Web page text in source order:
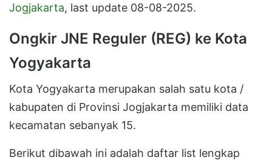
Jogjakarta, last update 08-08-2025.
Ongkir JNE Reguler (REG) ke Kota
Yogyakarta
Kota Yogyakarta merupakan salah satu kota /
kabupaten di Provinsi Jogjakarta memiliki data
kecamatan sebanyak 15.
Berikut dibawah ini adalah daftar list lengkap